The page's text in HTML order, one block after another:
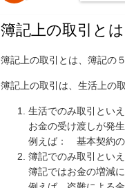
簿記上の取引とは
簿記上の取引とは、簿記の
簿記上の取引は、生活上の
生活でのみ取引とい
お金の受け渡しが発
例えば： 基本契約の
簿記でのみ取引とい
簿記ではお金の増減